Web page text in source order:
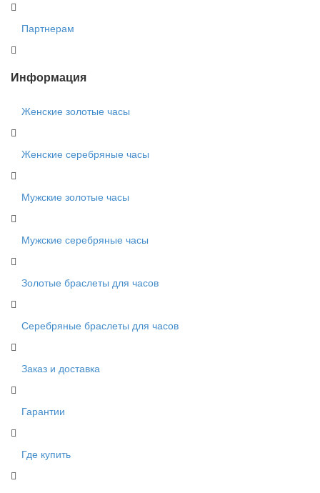
Партнерам
Информация
Женские золотые часы
Женские серебряные часы
Мужские золотые часы
Мужские серебряные часы
Золотые браслеты для часов
Серебряные браслеты для часов
Заказ и доставка
Гарантии
Где купить